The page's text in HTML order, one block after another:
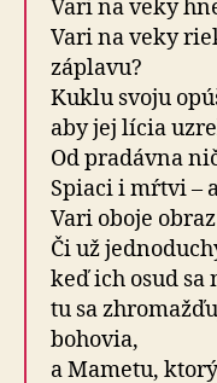
Vari na veky
Vari na veky
záplavu?
Kuklu svoju
aby jej lícia
Od pradávna
Spiaci i mŕtvi –
Vari oboje
Či už
keď ich osud sa
tu sa
bohovia,
a Mametu,